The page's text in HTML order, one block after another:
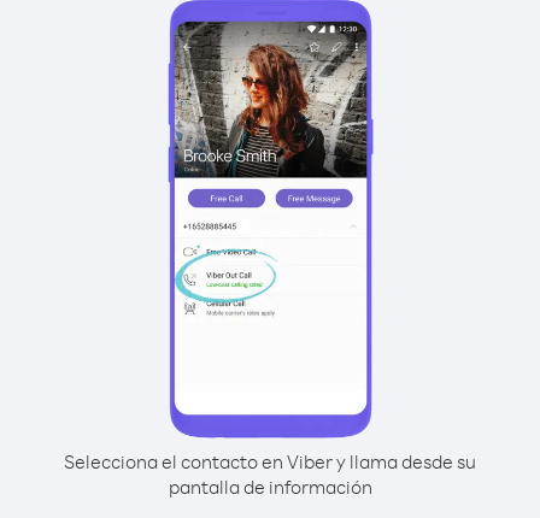
Selecciona el contacto en Viber y llama desde su
pantalla de información